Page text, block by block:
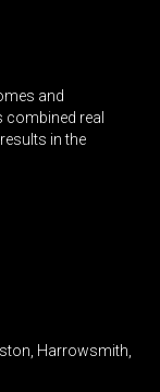
et vous
and
real
in the
Harrowsmith,